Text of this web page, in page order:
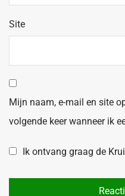
Site
Mijn naam, e-mail en site
volgende keer wanneer ik
Ik ontvang graag de